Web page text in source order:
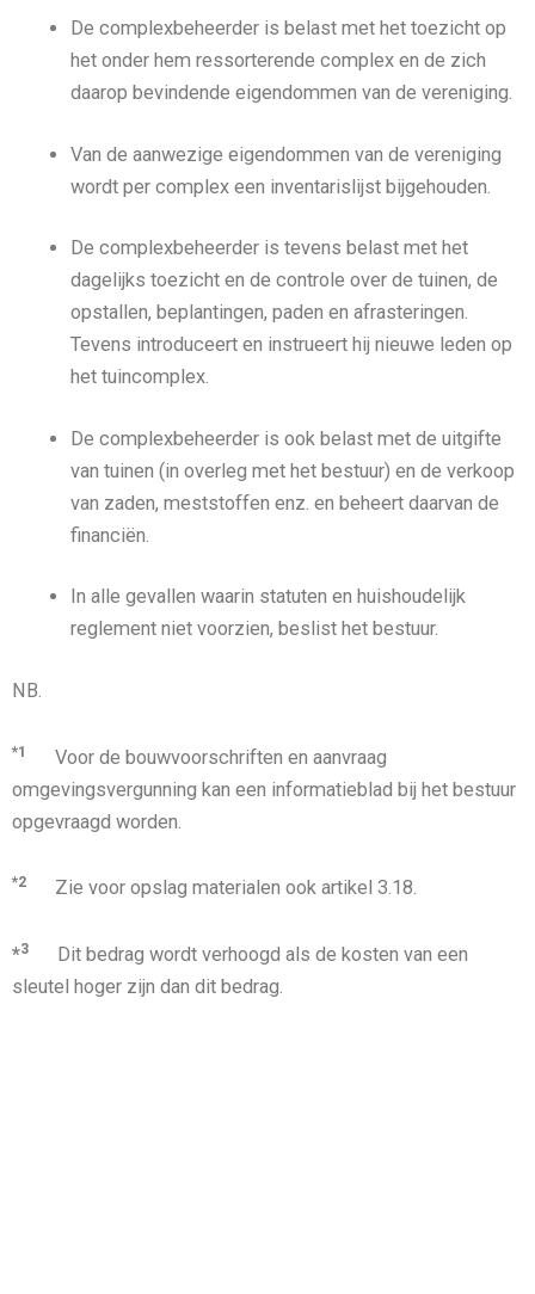
De complexbeheerder is belast met het toezicht op
het onder hem ressorterende complex en de zich
daarop bevindende eigendommen van de vereniging.
Van de aanwezige eigendommen van de vereniging
wordt per complex een inventarislijst bijgehouden.
De complexbeheerder is tevens belast met het
dagelijks toezicht en de controle over de tuinen, de
opstallen, beplantingen, paden en afrasteringen.
Tevens introduceert en instrueert hij nieuwe leden op
het tuincomplex.
De complexbeheerder is ook belast met de uitgifte
van tuinen (in overleg met het bestuur) en de verkoop
van zaden, meststoffen enz. en beheert daarvan de
financiën.
In alle gevallen waarin statuten en huishoudelijk
reglement niet voorzien, beslist het bestuur.
NB.
*1
Voor de bouwvoorschriften en aanvraag
omgevingsvergunning kan een informatieblad bij het bestuur
opgevraagd worden.
*2 Zie voor opslag materialen ook artikel 3.18.
*3
Dit bedrag wordt verhoogd als de kosten van een
sleutel hoger zijn dan dit bedrag.